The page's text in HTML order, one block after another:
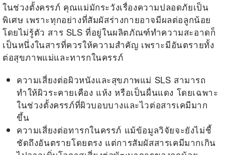
ในช่วงตั้งครรภ์ คุณแม่มักระวังเรื่องความปลอดภัยเป็น
พิเศษ เพราะทุกอย่างที่สัมผัสร่างกายอาจมีผลต่อลูกน้อย
โดยไม่รู้ตัว สาร SLS ที่อยู่ในผลิตภัณฑ์ทำความสะอาดก็
เป็นหนึ่งในสารที่ควรให้ความสำคัญ เพราะมีอันตรายทั้ง
ต่อสุขภาพแม่และทารกในครรภ์
ความเสี่ยงต่อผิวหนังและสุขภาพแม่ SLS สามารถ
ทำให้ผิวระคายเคือง แห้ง หรือเป็นผื่นแดง โดยเฉพาะ
ในช่วงตั้งครรภ์ที่ผิวบอบบางและไวต่อสารเคมีมาก
ขึ้น
ความเสี่ยงต่อทารกในครรภ์ แม้ข้อมูลวิจัยจะยังไม่ชี้
ชัดถึงอันตรายโดยตรง แต่การสัมผัสสารเคมีมากเกิน